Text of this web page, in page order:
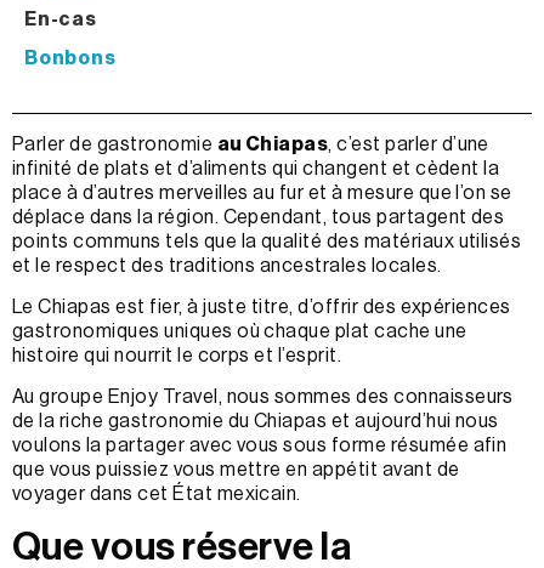
En-cas
Bonbons
Parler de gastronomie au Chiapas, c’est parler d’une
infinité de plats et d’aliments qui changent et cèdent la
place à d’autres merveilles au fur et à mesure que l’on se
déplace dans la région. Cependant, tous partagent des
points communs tels que la qualité des matériaux utilisés
et le respect des traditions ancestrales locales.
Le Chiapas est fier, à juste titre, d’offrir des expériences
gastronomiques uniques où chaque plat cache une
histoire qui nourrit le corps et l’esprit.
Au groupe Enjoy Travel, nous sommes des connaisseurs
de la riche gastronomie du Chiapas et aujourd’hui nous
voulons la partager avec vous sous forme résumée afin
que vous puissiez vous mettre en appétit avant de
voyager dans cet État mexicain.
Que vous réserve la